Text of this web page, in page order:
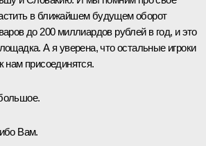
в ближайшем будущем оборот
до 200 миллиардов рублей в год, и это
А я уверена, что остальные игроки
нам присоединятся.
Вам.